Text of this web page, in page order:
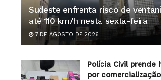
Sudeste enfrenta risco de
até 110 km/h nesta sexta-feira
7 DE AGOSTO DE 2026
Polícia Civil prende
por